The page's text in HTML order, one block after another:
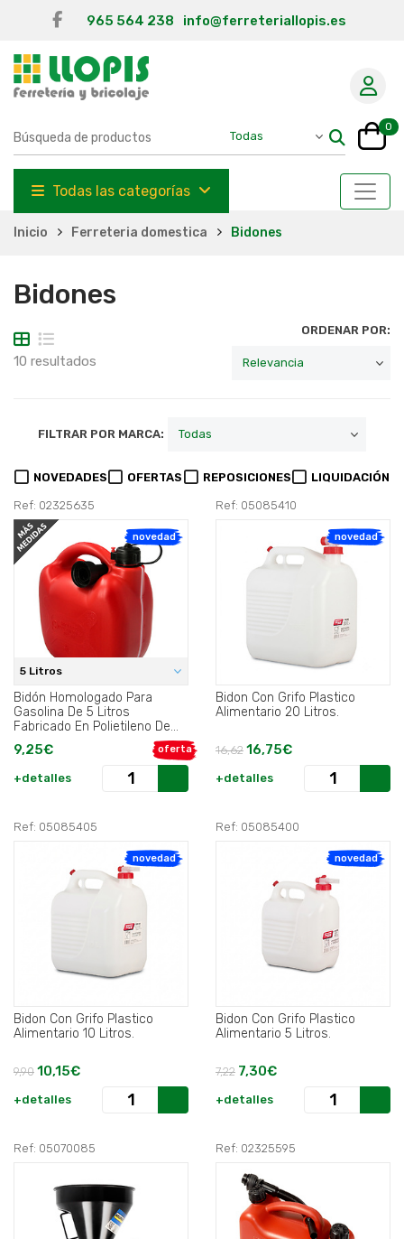
965 564 238 info@ferreteriallopis.es
0
Todas las categorías
Inicio Ferreteria domestica Bidones
Bidones
10 resultados
ORDENAR POR:
FILTRAR POR MARCA:
NOVEDADES OFERTAS REPOSICIONES LIQUIDACIÓN
Ref: 02325635
novedad
5 Litros
Bidón Homologado Para
Gasolina De 5 Litros
Fabricado En Polietileno De
Alta Densidad..
oferta
9,25€
+detalles
Ref: 05085410
novedad
Bidon Con Grifo Plastico
Alimentario 20 Litros.
16,62 16,75€
+detalles
Ref: 05085405
novedad
Bidon Con Grifo Plastico
Alimentario 10 Litros.
9,90 10,15€
+detalles
Ref: 05085400
novedad
Bidon Con Grifo Plastico
Alimentario 5 Litros.
7,22 7,30€
+detalles
Ref: 05070085 Ref: 02325595